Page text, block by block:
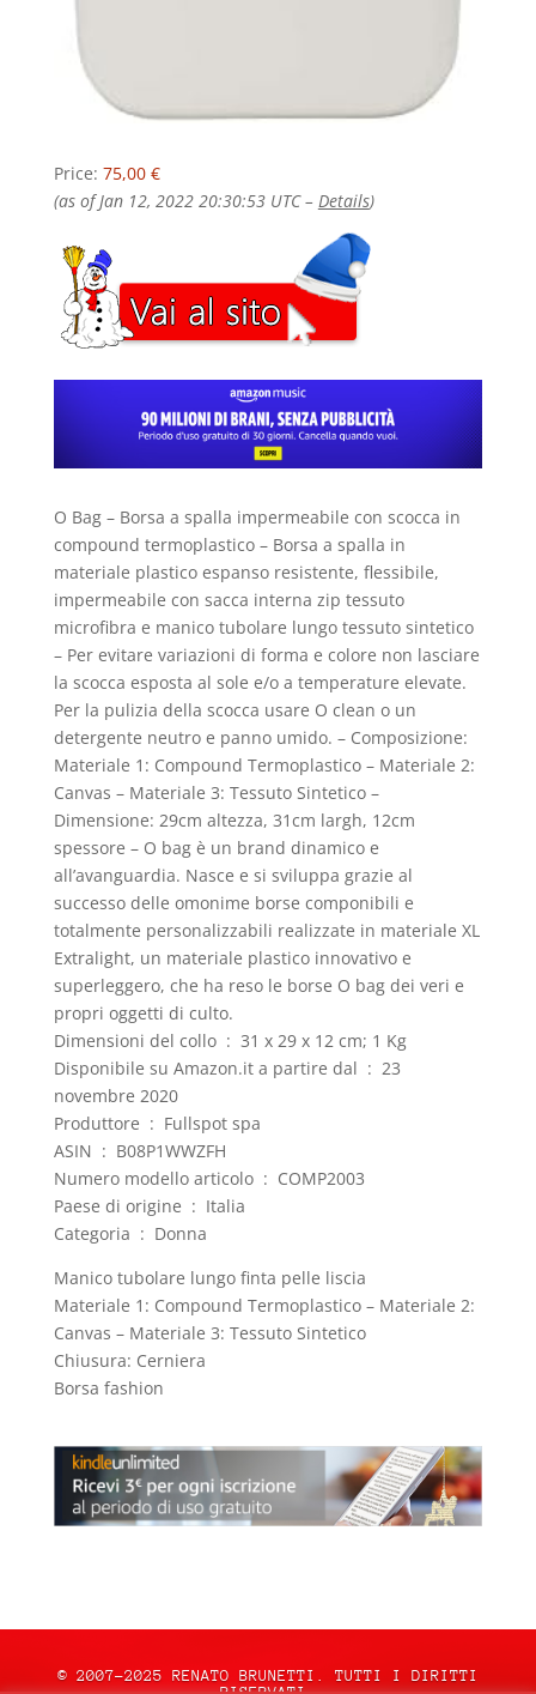
Price: 75,00 €
(as of Jan 12, 2022 20:30:53 UTC – Details)
O Bag – Borsa a spalla impermeabile con scocca in
compound termoplastico – Borsa a spalla in
materiale plastico espanso resistente, flessibile,
impermeabile con sacca interna zip tessuto
microfibra e manico tubolare lungo tessuto sintetico
– Per evitare variazioni di forma e colore non lasciare
la scocca esposta al sole e/o a temperature elevate.
Per la pulizia della scocca usare O clean o un
detergente neutro e panno umido. – Composizione:
Materiale 1: Compound Termoplastico – Materiale 2:
Canvas – Materiale 3: Tessuto Sintetico –
Dimensione: 29cm altezza, 31cm largh, 12cm
spessore – O bag è un brand dinamico e
all’avanguardia. Nasce e si sviluppa grazie al
successo delle omonime borse componibili e
totalmente personalizzabili realizzate in materiale XL
Extralight, un materiale plastico innovativo e
superleggero, che ha reso le borse O bag dei veri e
propri oggetti di culto.
Dimensioni del collo ‏ : ‎ 31 x 29 x 12 cm; 1 Kg
Disponibile su Amazon.it a partire dal ‏ : ‎ 23
novembre 2020
Produttore ‏ : ‎ Fullspot spa
ASIN ‏ : ‎ B08P1WWZFH
Numero modello articolo ‏ : ‎ COMP2003
Paese di origine ‏ : ‎ Italia
Categoria ‏ : ‎ Donna
Manico tubolare lungo finta pelle liscia
Materiale 1: Compound Termoplastico – Materiale 2:
Canvas – Materiale 3: Tessuto Sintetico
Chiusura: Cerniera
Borsa fashion
© 2007-2025 RENATO BRUNETTI. TUTTI I DIRITTI